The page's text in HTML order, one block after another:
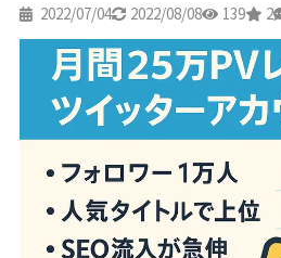
2022/07/04 2022/08/08 139 2